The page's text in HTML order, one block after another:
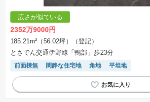
広さが似ている
2352万9000円
185.21m²（56.02坪）（登記）
とさでん交通伊野線「鴨部」歩23分
前面棟無 閑静な住宅地 角地 平坦地